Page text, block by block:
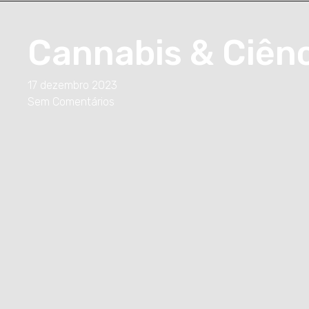
Cannabis &
17 dezembro 2023
Sem Comentários